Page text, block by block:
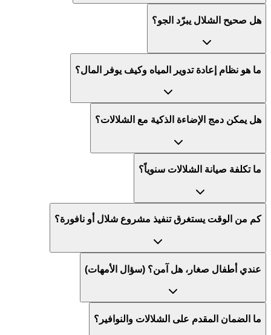
هل صحيح الشلال يبرّد الجو؟
ما هو نظام إعادة تدوير المياه وكيف يوفر المال؟
هل يمكن دمج الإضاءة الذكية مع الشلالات؟
ما تكلفة صيانة الشلالات سنوياً؟
كم من الوقت يستغرق تنفيذ مشروع شلال أو نافورة؟
عندي أطفال صغار، هل آمن؟ (سؤال الأمهات)
ما الضمان المقدم على الشلالات والنوافير؟